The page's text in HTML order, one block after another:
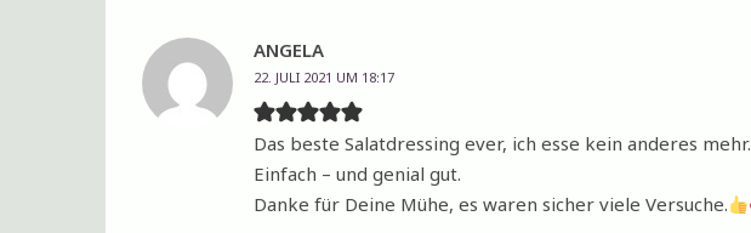
ANGELA
22. JULI 2021 UM 18:17
Das beste Salatdressing ever, ich esse kein anderes mehr.
Einfach – und genial gut.
Danke für Deine Mühe, es waren sicher viele Versuche.